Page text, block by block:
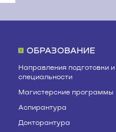
ОБРАЗОВАНИЕ
Направления подготовки и
специальности
Магистерские программы
Аспирантура
Докторантура